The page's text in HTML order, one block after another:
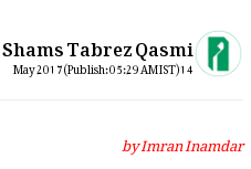
Shams Tabrez Qasmi
14 May 2017 (Publish: 05:29 AM IST)
by Imran Inamdar